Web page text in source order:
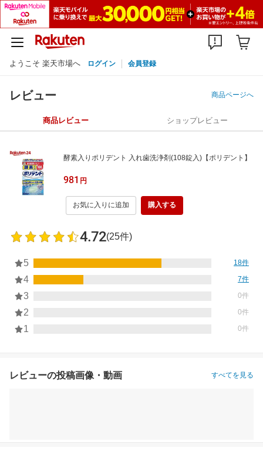
ようこそ 楽天市場へ ログイン 会員登録
レビュー 商品ページへ
商品レビュー ショップレビュー
酵素入りポリデント 入れ歯洗浄剤(108錠入)【ポリデント】
981 円
お気に入りに追加 購入する
4.72(25件)
5 18件
4 7件
3 0件
2 0件
1 0件
レビューの投稿画像・動画 すべてを見る